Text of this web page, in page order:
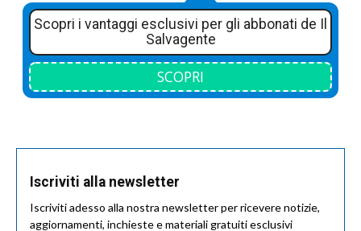
Scopri i vantaggi esclusivi per gli abbonati de Il
Salvagente
SCOPRI
Iscriviti alla newsletter
Iscriviti adesso alla nostra newsletter per ricevere notizie,
aggiornamenti, inchieste e materiali gratuiti esclusivi